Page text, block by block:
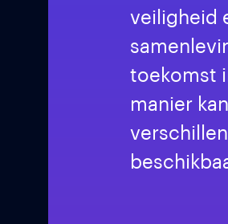
veiligheid
toekomst
manier